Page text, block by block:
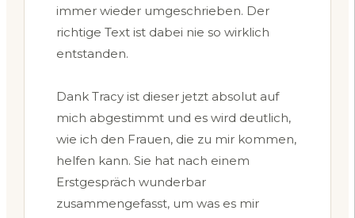
immer wieder umgeschrieben. Der
richtige Text ist dabei nie so wirklich
entstanden.
Dank Tracy ist dieser jetzt absolut auf
mich abgestimmt und es wird deutlich,
wie ich den Frauen, die zu mir kommen,
helfen kann. Sie hat nach einem
Erstgespräch wunderbar
zusammengefasst, um was es mir